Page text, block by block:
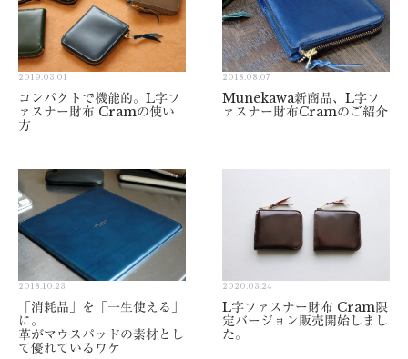
2019.03.01
コンパクトで機能的。L字フ
ァスナー財布 Cramの使い
方
2018.08.07
Munekawa新商品、L字フ
ァスナー財布Cramのご紹介
2018.10.23
「消耗品」を「一生使える」
に。
革がマウスパッドの素材とし
て優れているワケ
2020.03.24
L字ファスナー財布 Cram限
定バージョン販売開始しまし
た。